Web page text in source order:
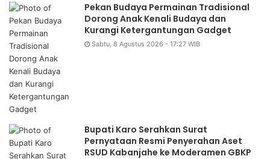
Pekan Budaya Permainan Tradisional
Dorong Anak Kenali Budaya dan
Kurangi Ketergantungan Gadget
Sabtu, 8 Agustus 2026 - 17:27 WIB
Bupati Karo Serahkan Surat
Pernyataan Resmi Penyerahan Aset
RSUD Kabanjahe ke Moderamen GBKP